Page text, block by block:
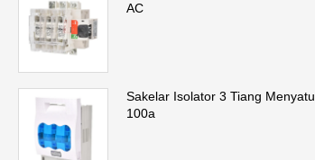
AC
Sakelar Isolator 3 Tiang Menyatu
100a